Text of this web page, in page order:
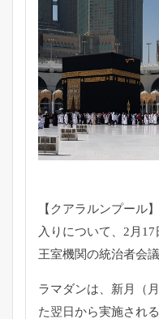
【クアラルンプール
入りについて、 2月17
王室機関の統治者会
ラマダンは、新月（
た翌日から実施され